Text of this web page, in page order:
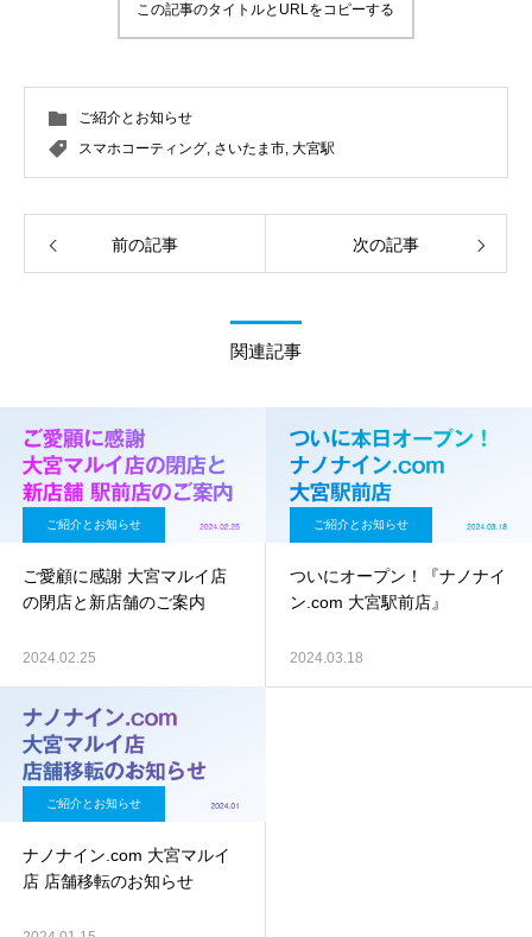
この記事のタイトルとURLをコピーする
ご紹介とお知らせ
スマホコーティング, さいたま市, 大宮駅
前の記事 次の記事
関連記事
ご紹介とお知らせ
ご愛顧に感謝 大宮マルイ店
の閉店と新店舗のご案内
2024.02.25
ご紹介とお知らせ
ついにオープン！『ナノナイ
ン.com 大宮駅前店』
2024.03.18
ご紹介とお知らせ
ナノナイン.com 大宮マルイ
店 店舗移転のお知らせ